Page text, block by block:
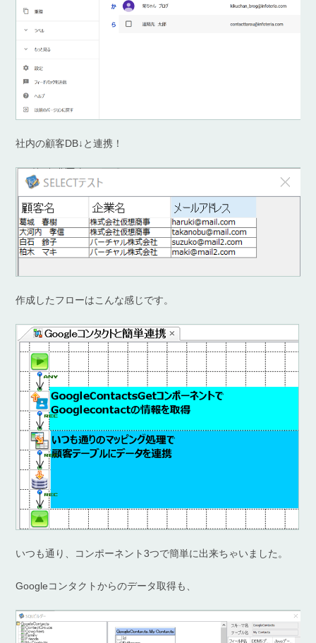
社内の顧客DB↓と連携！
作成したフローはこんな感じです。
いつも通り、コンポーネント3つで簡単に出来ちゃいました。
Googleコンタクトからのデータ取得も、